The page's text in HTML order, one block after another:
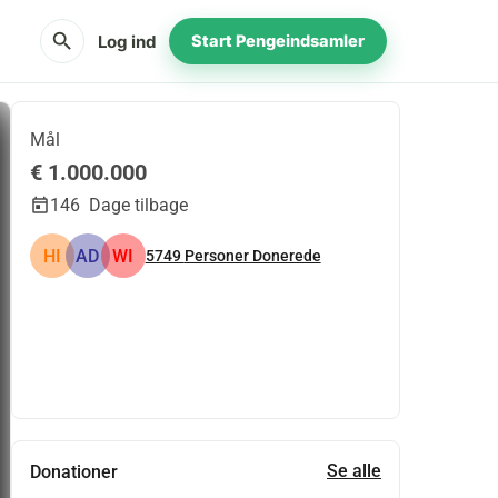
search Log ind Start Pengeindsamler
Mål
€ 1.000.000
146 Dage tilbage
HI AD WI 5749 Personer Donerede
Donationer Se alle